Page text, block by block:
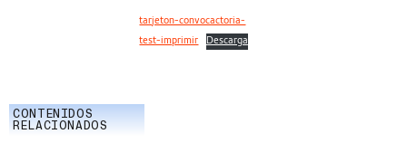
tarjeton-convocactoria-
test-imprimir Descarga
CONTENIDOS
RELACIONADOS